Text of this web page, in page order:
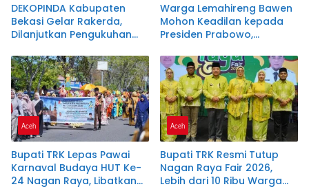
DEKOPINDA Kabupaten
Bekasi Gelar Rakerda,
Dilanjutkan Pengukuhan
dan Lembaga Teknis
Warga Lemahireng Bawen
Mohon Keadilan kepada
Presiden Prabowo,
Penerima Bantuan Pangan
Aceh
Bupati TRK Lepas Pawai
Karnaval Budaya HUT Ke-
24 Nagan Raya, Libatkan
Aceh
Bupati TRK Resmi Tutup
Nagan Raya Fair 2026,
Lebih dari 10 Ribu Warga